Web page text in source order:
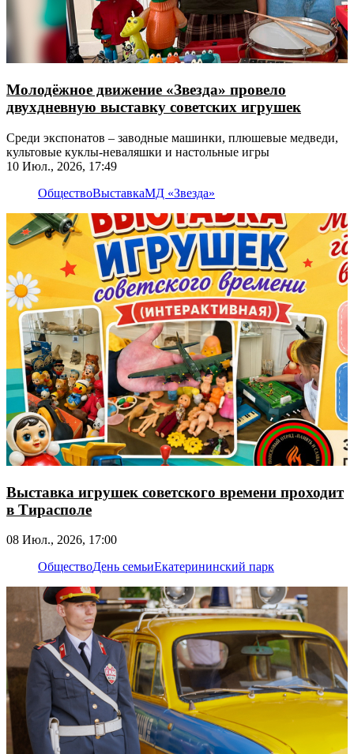
Молодёжное движение «Звезда» провело
двухдневную выставку советских игрушек
Среди экспонатов – заводные машинки, плюшевые медведи,
культовые куклы-неваляшки и настольные игры
10 Июл., 2026, 17:49
ОбществоВыставкаМД «Звезда»
Выставка игрушек советского времени проходит
в Тирасполе
08 Июл., 2026, 17:00
ОбществоДень семьиЕкатерининский парк